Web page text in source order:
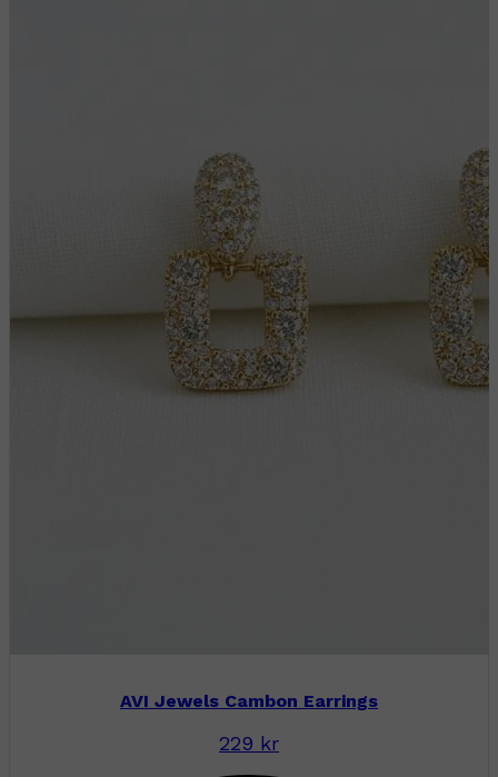
AVI Jewels Cambon Earrings
229 kr